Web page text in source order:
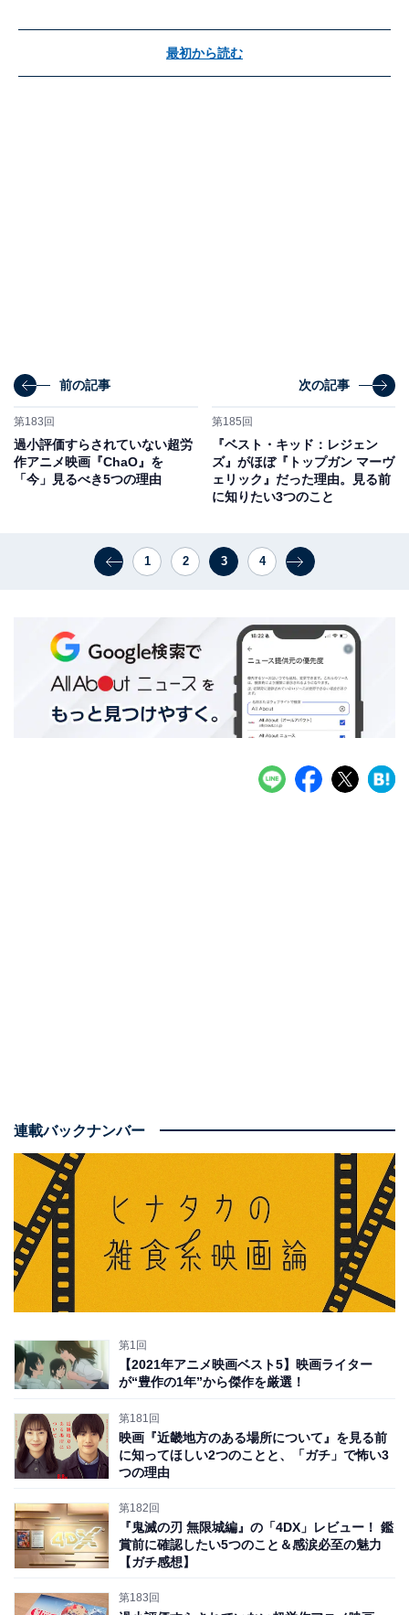
最初から読む
前の記事
第183回
過小評価すらされていない超労
作アニメ映画『ChaO』を
「今」見るべき5つの理由
次の記事
第185回
『ベスト・キッド：レジェン
ズ』がほぼ『トップガン マーヴ
ェリック』だった理由。見る前
に知りたい3つのこと
1 2 3 4
連載バックナンバー
第1回
【2021年アニメ映画ベスト5】映画ライター
が“豊作の1年”から傑作を厳選！
第181回
映画『近畿地方のある場所について』を見る前
に知ってほしい2つのことと、「ガチ」で怖い3
つの理由
第182回
『鬼滅の刃 無限城編』の「4DX」レビュー！ 鑑
賞前に確認したい5つのこと＆感涙必至の魅力
【ガチ感想】
第183回